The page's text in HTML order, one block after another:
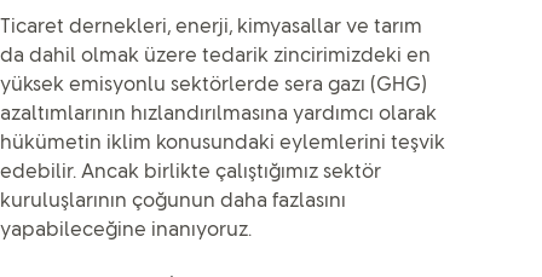
Ticaret dernekleri, enerji, kimyasallar ve tarım
da dahil olmak üzere tedarik zincirimizdeki en
yüksek emisyonlu sektörlerde sera gazı (GHG)
azaltımlarının hızlandırılmasına yardımcı olarak
hükümetin iklim konusundaki eylemlerini teşvik
edebilir. Ancak birlikte çalıştığımız sektör
kuruluşlarının çoğunun daha fazlasını
yapabileceğine inanıyoruz.